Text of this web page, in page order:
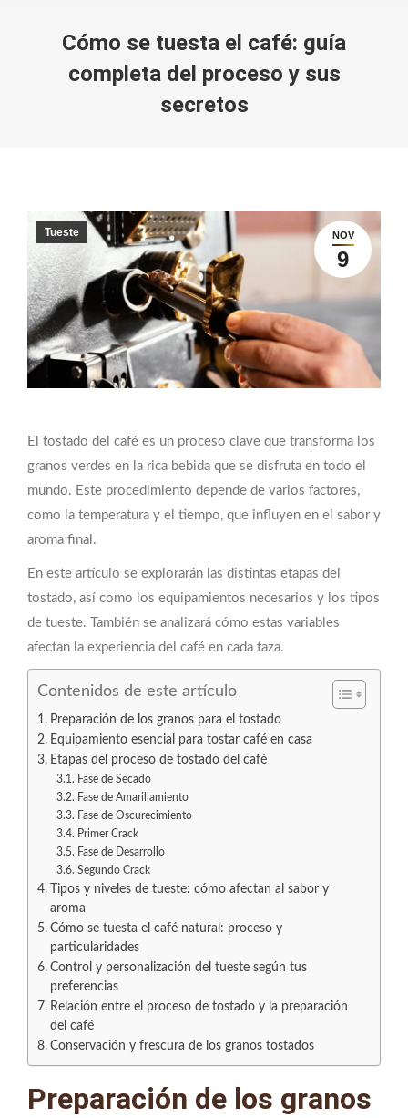
Cómo se tuesta el café: guía
completa del proceso y sus
secretos
NOV
9
Tueste
El tostado del café es un proceso clave que transforma los
granos verdes en la rica bebida que se disfruta en todo el
mundo. Este procedimiento depende de varios factores,
como la temperatura y el tiempo, que influyen en el sabor y
aroma final.
En este artículo se explorarán las distintas etapas del
tostado, así como los equipamientos necesarios y los tipos
de tueste. También se analizará cómo estas variables
afectan la experiencia del café en cada taza.
Contenidos de este artículo
Preparación de los granos para el tostado
Equipamiento esencial para tostar café en casa
Etapas del proceso de tostado del café
Fase de Secado
Fase de Amarillamiento
Fase de Oscurecimiento
Primer Crack
Fase de Desarrollo
Segundo Crack
Tipos y niveles de tueste: cómo afectan al sabor y
aroma
Cómo se tuesta el café natural: proceso y
particularidades
Control y personalización del tueste según tus
preferencias
Relación entre el proceso de tostado y la preparación
del café
Conservación y frescura de los granos tostados
Preparación de los granos